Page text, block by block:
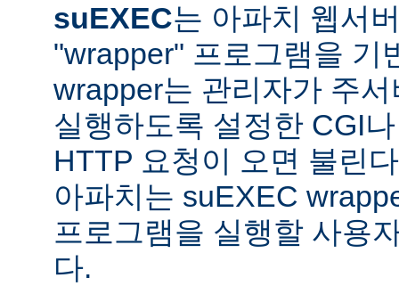
suEXEC는 아파치 웹서
"wrapper" 프로그램을 기
wrapper는 관리자가 주
실행하도록 설정한 CGI
HTTP 요청이 오면 불린
아파치는 suEXEC
프로그램을 실행할 사용
다.